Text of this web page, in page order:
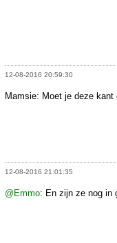
12-08-2016 20:59:30
Mamsie: Moet je deze kant
12-08-2016 21:01:35
@Emmo: En zijn ze nog in